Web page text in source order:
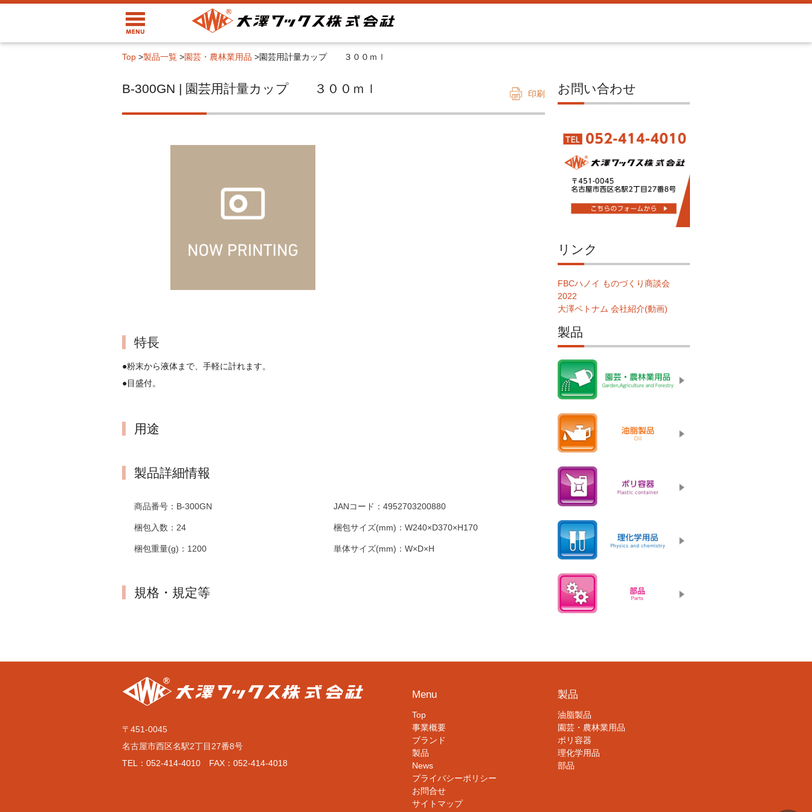
Top >製品一覧 >園芸・農林業用品 >園芸用計量カップ ３００ｍｌ
B-300GN | 園芸用計量カップ ３００ｍｌ 印刷
特長
●粉末から液体まで、手軽に計れます。
●目盛付。
用途
製品詳細情報
商品番号： B-300GN JANコード： 4952703200880
梱包入数： 24 梱包サイズ(mm)： W240×D370×H170
梱包重量(g)： 1200 単体サイズ(mm)： W×D×H
規格・規定等
お問い合わせ
リンク
FBCハノイ ものづくり商談会
2022
大澤ベトナム 会社紹介(動画)
製品
〒451-0045
名古屋市西区名駅2丁目27番8号
TEL：052-414-4010 FAX：052-414-4018
Menu
Top
事業概要
ブランド
製品
News
プライバシーポリシー
お問合せ
サイトマップ
製品
油脂製品
園芸・農林業用品
ポリ容器
理化学用品
部品